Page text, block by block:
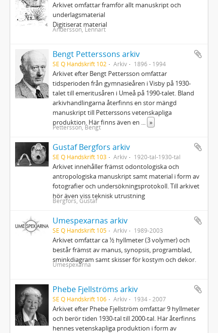
Arkivet omfattar framför allt manuskript och
underlagsmaterial
Digitiserat material
Andersson, Lennart
Bengt Petterssons arkiv
SE Q Handskrift 102 Arkiv 1896 - 1994
Arkivet efter Bengt Pettersson omfattar
tidsperioden från gymnasieåren i Visby på 1930-
talet till emeritusåren i Umeå på 1990-talet. Bland
arkivhandlingarna återfinns en stor mängd
manuskript till Petterssons vetenskapliga
produktion. Här finns även en ... »
Pettersson, Bengt
Gustaf Bergfors arkiv
SE Q Handskrift 103 Arkiv 1920-tal-1930-tal
Arkivet innehåller främst odontologiska och
antropologiska manuskript samt material i form av
fotografier och undersökningsprotokoll. Till arkivet
hör även viss teknisk utrustning
Bergfors, Gustaf
Umespexarnas arkiv
SE Q Handskrift 105 Arkiv 1989-2003
Arkivet omfattar ca ½ hyllmeter (3 volymer) och
består främst av manus, synopsis, programblad,
sminkdiagram samt skisser för kostym och dekor.
Umespexarna
Phebe Fjellströms arkiv
SE Q Handskrift 106 Arkiv 1934 - 2007
Arkivet efter Phebe Fjellström omfattar 9 hyllmeter
och berör tiden 1930‐tal till 2000‐tal. Här återfinns
hennes vetenskapliga produktion i form av